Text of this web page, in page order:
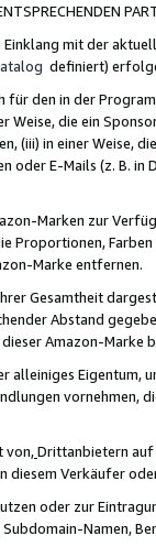
mit der
definiert)
für den in der
die ein
(iii) in einer Weise,
E-Mails (z. B. in
Marken zur
Proportionen,
Marke entfernen.
Gesamtheit
Abstand
Amazon-Marke
alleiniges
vornehmen,
von,Drittanbietern auf
diesem Verkäufer
oder zur
Namen,